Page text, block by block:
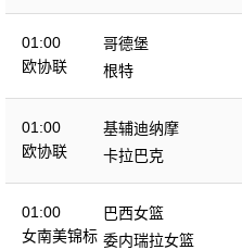
01:00
欧协联
哥德堡
根特
01:00
欧协联
基辅迪纳摩
卡拉巴克
01:00
女南美锦标
巴西女篮
委内瑞拉女篮